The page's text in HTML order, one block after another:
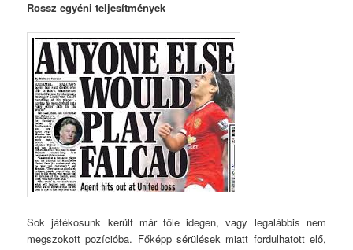
Rossz egyéni teljesítmények
Sok játékosunk került már tőle idegen, vagy legalábbis nem
megszokott pozícióba. Főképp sérülések miatt fordulhatott elő,